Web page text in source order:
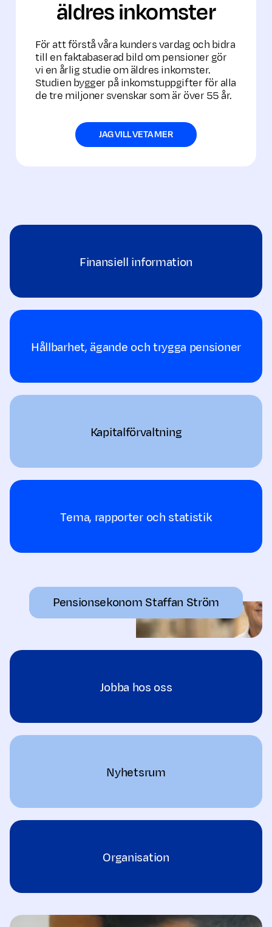
äldres inkomster
För att förstå våra kunders vardag och bidra
till en faktabaserad bild om pensioner gör
vi en årlig studie om äldres inkomster.
Studien bygger på inkomstuppgifter för alla
de tre miljoner svenskar som är över 55 år.
JAG VILL VETA MER
Finansiell information
Hållbarhet, ägande och trygga pensioner
Kapitalförvaltning
Tema, rapporter och statistik
Pensionsekonom Staffan Ström
Jobba hos oss
Nyhetsrum
Organisation